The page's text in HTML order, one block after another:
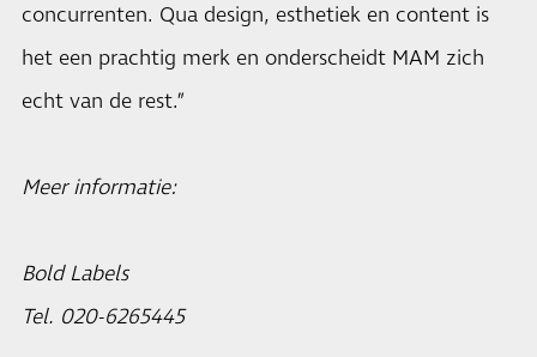
concurrenten. Qua design, esthetiek en content is
het een prachtig merk en onderscheidt MAM zich
echt van de rest.”
Meer informatie:
Bold Labels
Tel. 020-6265445